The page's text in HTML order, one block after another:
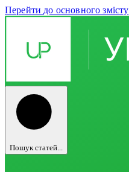
Перейти до основного змісту
Пошук статей...